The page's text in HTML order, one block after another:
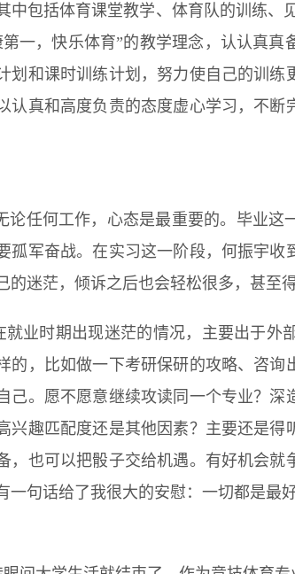
中包括体育课堂教学、体育队的训练
一，快乐体育”的教学理念，认认真
划和课时训练计划，努力使自己的训
认真和高度负责的态度虚心学习，不
论任何工作，心态是最重要的。毕业
孤军奋战。在实习这一阶段，何振宇
的迷茫，倾诉之后也会轻松很多，甚至
就业时期出现迷茫的情况，主要出于外
的，比如做一下考研保研的攻略、咨
己。愿不愿意继续攻读同一个专业？
兴趣匹配度还是其他因素？主要还是
，也可以把骰子交给机遇。有好机会
一句话给了我很大的安慰：一切都是最好